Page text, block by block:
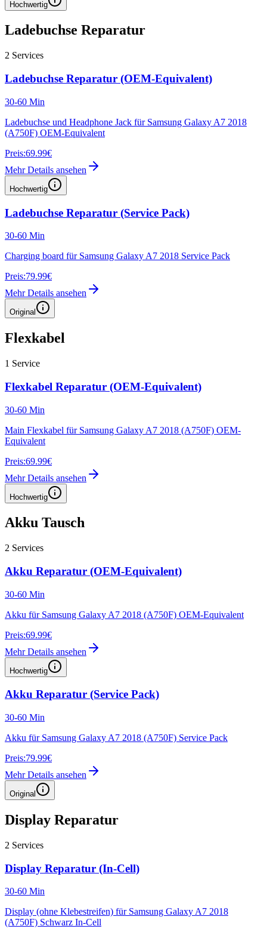
Hochwertig
Ladebuchse Reparatur
2 Services
Ladebuchse Reparatur (OEM-Equivalent)
30-60 Min
Ladebuchse und Headphone Jack für Samsung Galaxy A7 2018
(A750F) OEM-Equivalent
Preis:69.99€
Mehr Details ansehen
Hochwertig
Ladebuchse Reparatur (Service Pack)
30-60 Min
Charging board für Samsung Galaxy A7 2018 Service Pack
Preis:79.99€
Mehr Details ansehen
Original
Flexkabel
1 Service
Flexkabel Reparatur (OEM-Equivalent)
30-60 Min
Main Flexkabel für Samsung Galaxy A7 2018 (A750F) OEM-
Equivalent
Preis:69.99€
Mehr Details ansehen
Hochwertig
Akku Tausch
2 Services
Akku Reparatur (OEM-Equivalent)
30-60 Min
Akku für Samsung Galaxy A7 2018 (A750F) OEM-Equivalent
Preis:69.99€
Mehr Details ansehen
Hochwertig
Akku Reparatur (Service Pack)
30-60 Min
Akku für Samsung Galaxy A7 2018 (A750F) Service Pack
Preis:79.99€
Mehr Details ansehen
Original
Display Reparatur
2 Services
Display Reparatur (In-Cell)
30-60 Min
Display (ohne Klebestreifen) für Samsung Galaxy A7 2018
(A750F) Schwarz In-Cell